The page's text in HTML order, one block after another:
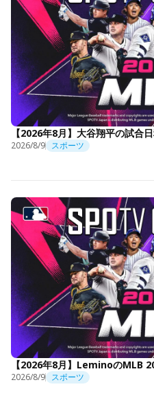
【2026年8月】大谷翔平の試合
2026/8/9 スポーツ
【2026年8月】LeminoのMLB
2026/8/9 スポーツ